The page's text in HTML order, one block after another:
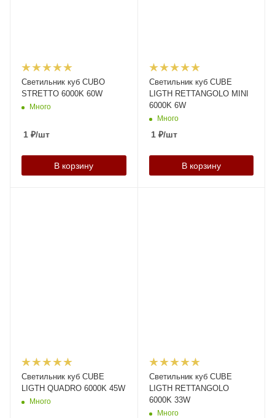
Светильник куб CUBO
STRETTO 6000K 60W
Много
1 ₽/шт
В корзину
Светильник куб CUBE
LIGTH RETTANGOLO MINI
6000K 6W
Много
1₽/шт
В корзину
Светильник куб CUBE
LIGTH QUADRO 6000K 45W
Много
Светильник куб CUBE
LIGTH RETTANGOLO
6000K 33W
Много